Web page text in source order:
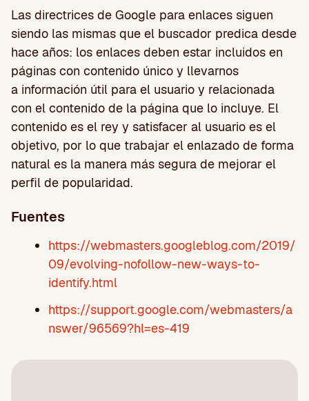
Las directrices de Google para enlaces siguen
siendo las mismas que el buscador predica desde
hace años: los enlaces deben estar incluidos en
páginas con contenido único y llevarnos
a información útil para el usuario y relacionada
con el contenido de la página que lo incluye. El
contenido es el rey y satisfacer al usuario es el
objetivo, por lo que trabajar el enlazado de forma
natural es la manera más segura de mejorar el
perfil de popularidad.
Fuentes
https://webmasters.googleblog.com/2019/
09/evolving-nofollow-new-ways-to-
identify.html
https://support.google.com/webmasters/a
nswer/96569?hl=es-419